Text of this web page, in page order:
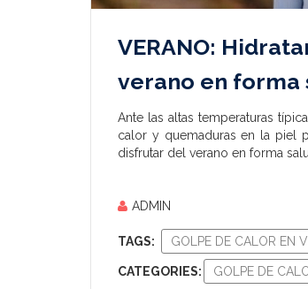
VERANO:
verano en forma
Ante las altas temperaturas
calor y quemaduras en la piel
disfrutar del verano en forma
ADMIN
TAGS: GOLPE DE CALOR EN
CATEGORIES: GOLPE DE